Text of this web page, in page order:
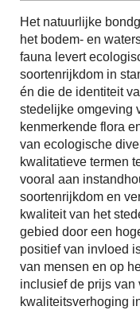
Het natuurlijke
het bodem- en
fauna levert
soortenrijkdom in
én die de identiteit
stedelijke omgeving
kenmerkende flora
van ecologische
kwalitatieve termen
vooral aan
soortenrijkdom en
kwaliteit van het
gebied door een
positief van invloed
van mensen en op
inclusief de prijs van
kwaliteitsverhoging